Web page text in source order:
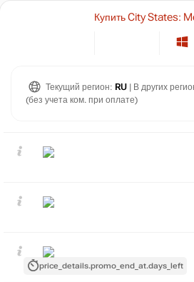
Купить City States:
Текущий регион: RU | В других
(без учета ком. при оплате)
price_details.promo_end_at.days_left